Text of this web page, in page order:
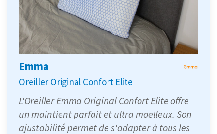
Emma
Oreiller Original Confort Elite
L'Oreiller Emma Original Confort Elite offre
un maintient parfait et ultra moelleux. Son
ajustabilité permet de s'adapter à tous les